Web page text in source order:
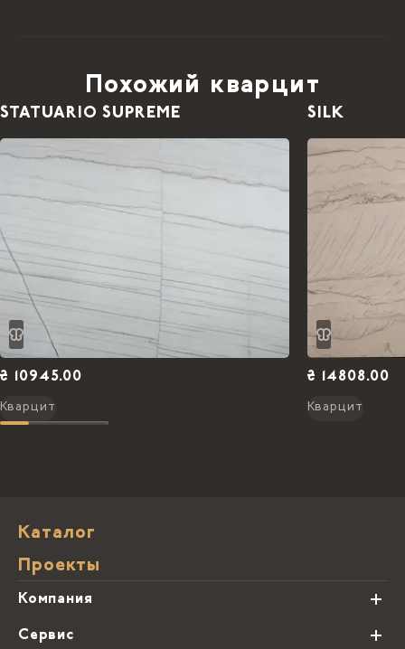
Похожий кварцит
STATUARIO SUPREME
₴ 10945.00
Кварцит
SILK
₴ 14808.00
Кварцит
Каталог
Проекты
Компания
О нас
Сервис